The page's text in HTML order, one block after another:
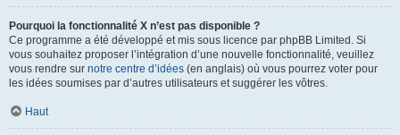
Pourquoi la fonctionnalité X n’est pas disponible ?
Ce programme a été développé et mis sous licence par phpBB Limited. Si
vous souhaitez proposer l’intégration d’une nouvelle fonctionnalité, veuillez
vous rendre sur notre centre d’idées (en anglais) où vous pourrez voter pour
les idées soumises par d’autres utilisateurs et suggérer les vôtres.
Haut